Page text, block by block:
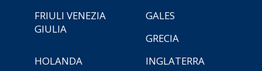
FRIULI VENEZIA
GIULIA
GALES
GRECIA
HOLANDA
INGLATERRA